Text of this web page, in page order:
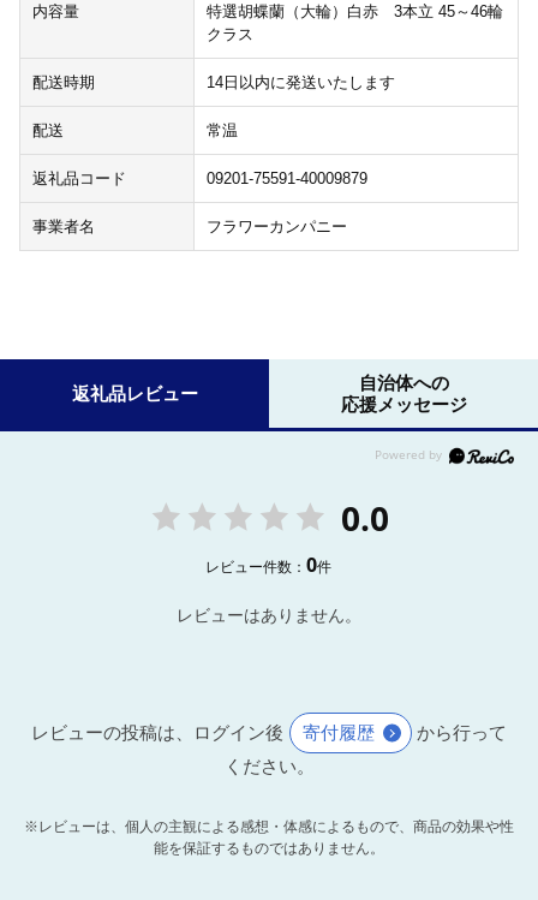
内容量
特選胡蝶蘭（大輪）白赤 3本立 45～46輪
クラス
配送時期 14日以内に発送いたします
配送 常温
返礼品コード 09201-75591-40009879
事業者名 フラワーカンパニー
返礼品レビュー
自治体への
応援メッセージ
0.0
レビュー件数：0件
レビューはありません。
レビューの投稿は、ログイン後 寄付履歴
から行って
ください。
※レビューは、個人の主観による感想・体感によるもので、商品の効果や性
能を保証するものではありません。